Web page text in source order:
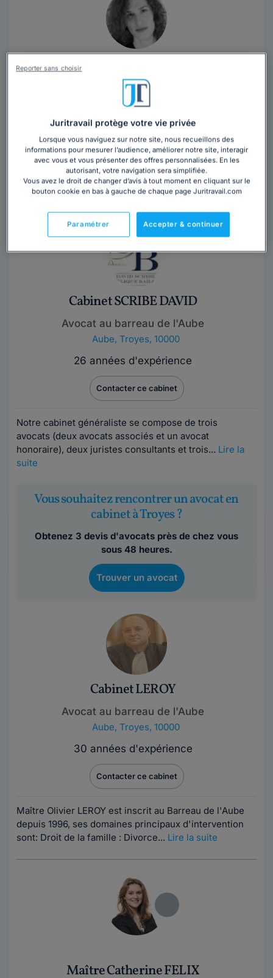
Cabinet HÉLÈNE MELMI
Avocat au barreau de l'Aube
Troyes, 10000
Contacter ce cabinet
- Docteur en Droit Social - J'interviens exclusivement
en défense des salariés et de leurs représentants, tant
dans le cadre de litiges...Lire la suite
Cabinet SCRIBE DAVID
Avocat au barreau de l'Aube
Aube, Troyes, 10000
26 années d'expérience
Contacter ce cabinet
Notre cabinet généraliste se compose de trois
avocats (deux avocats associés et un avocat
honoraire), deux juristes consultants et trois... Lire la
suite
Vous souhaitez rencontrer un avocat en
cabinet à Troyes ?
Obtenez 3 devis d'avocats près de chez vous
sous 48 heures.
Trouver un avocat
Cabinet LEROY
Avocat au barreau de l'Aube
Aube, Troyes, 10000
30 années d'expérience
Contacter ce cabinet
Maître Olivier LEROY est inscrit au Barreau de l'Aube
depuis 1996, ses domaines principaux d'intervention
sont: Droit de la famille : Divorce... Lire la suite
Maître Catherine FELIX
Juritravail protège votre vie privée
Lorsque vous naviguez sur notre site, nous recueillons des
informations pour mesurer l’audience, améliorer notre site, interagir
avec vous et vous présenter des offres personnalisées. En les
autorisant, votre navigation sera simplifiée.
Vous avez le droit de changer d’avis à tout moment en cliquant sur le
bouton cookie en bas à gauche de chaque page Juritravail.com
Accepter & continuer
Paramétrer
Reporter sans choisir